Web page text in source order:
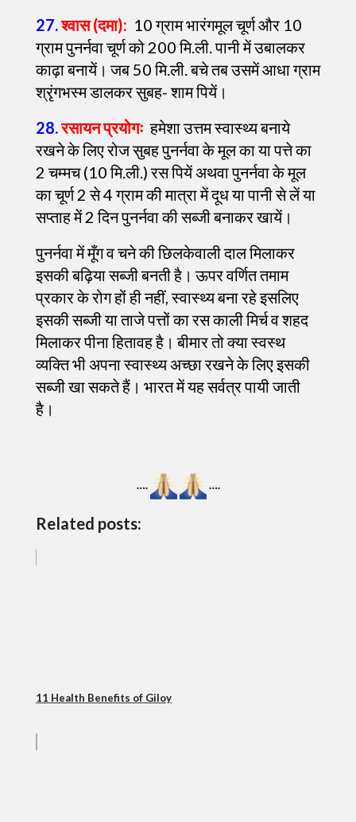
27.श्वास (दमा): 10 ग्राम भारंगमूल चूर्ण और 10
ग्राम पुनर्नवा चूर्ण को 200 मि.ली. पानी में उबालकर
काढ़ा बनायें। जब 50 मि.ली. बचे तब उसमें आधा ग्राम
श्रृंगभस्म डालकर सुबह- शाम पियें।
28.रसायन प्रयोगः हमेशा उत्तम स्वास्थ्य बनाये
रखने के लिए रोज सुबह पुनर्नवा के मूल का या पत्ते का
2 चम्मच (10 मि.ली.) रस पियें अथवा पुनर्नवा के मूल
का चूर्ण 2 से 4 ग्राम की मात्रा में दूध या पानी से लें या
सप्ताह में 2 दिन पुनर्नवा की सब्जी बनाकर खायें।
पुनर्नवा में मूँग व चने की छिलकेवाली दाल मिलाकर
इसकी बढ़िया सब्जी बनती है। ऊपर वर्णित तमाम
प्रकार के रोग हों ही नहीं, स्वास्थ्य बना रहे इसलिए
इसकी सब्जी या ताजे पत्तों का रस काली मिर्च व शहद
मिलाकर पीना हितावह है। बीमार तो क्या स्वस्थ
व्यक्ति भी अपना स्वास्थ्य अच्छा रखने के लिए इसकी
सब्जी खा सकते हैं। भारत में यह सर्वत्र पायी जाती
है।
…. ….
Related posts:
11 Health Benefits of Giloy